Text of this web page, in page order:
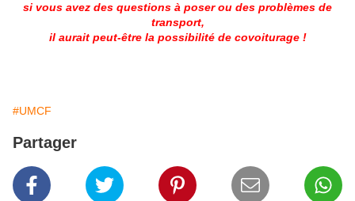
si vous avez des questions à poser ou des problèmes de
transport,
il aurait peut-être la possibilité de covoiturage !
#UMCF
Partager